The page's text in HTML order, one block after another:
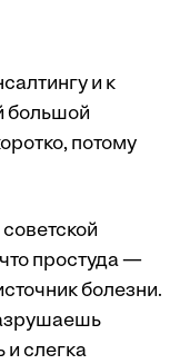
и к
большой
потому
простуда —
болезни.
и слегка